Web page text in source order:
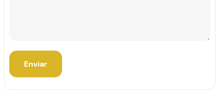
Enviar